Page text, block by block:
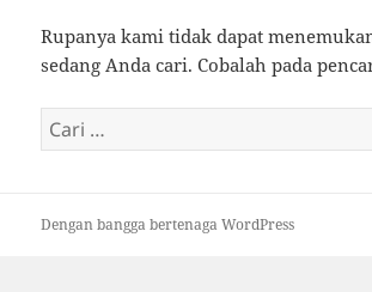
Rupanya kami tidak dapat
sedang Anda cari. Cobalah pada
Cari
untuk:
Dengan bangga bertenaga WordPress